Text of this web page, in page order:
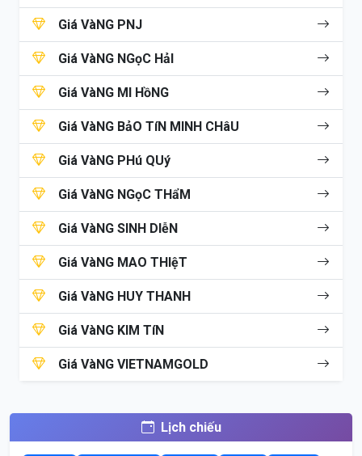
Giá VàNG PNJ
Giá VàNG NGọC HảI
Giá VàNG MI HồNG
Giá VàNG BảO TíN MINH CHâU
Giá VàNG PHú QUý
Giá VàNG NGọC THẩM
Giá VàNG SINH DIễN
Giá VàNG MAO THIệT
Giá VàNG HUY THANH
Giá VàNG KIM TíN
Giá VàNG VIETNAMGOLD
Lịch chiếu